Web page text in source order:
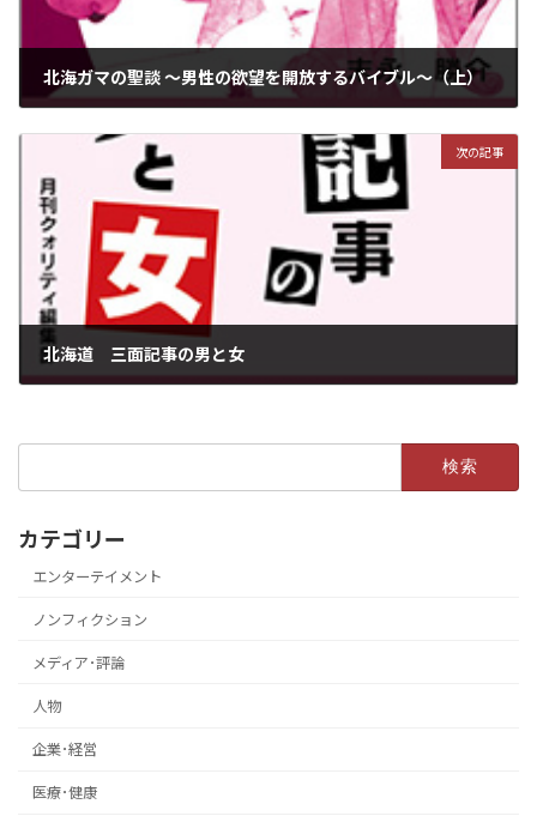
北海ガマの聖談 ～男性の欲望を開放するバイブル～（上）
次の記事
北海道 三面記事の男と女
カテゴリー
エンターテイメント
ノンフィクション
メディア･評論
人物
企業･経営
医療･健康